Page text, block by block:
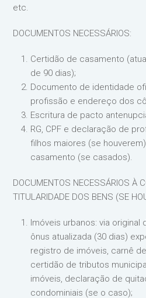
etc.
DOCUMENTOS NECESSÁRIOS:
Certidão de casamento
de 90 dias);
Documento de identidade
profissão e endereço dos
Escritura de pacto
RG, CPF e declaração de
filhos maiores (se
casamento (se casados).
DOCUMENTOS NECESSÁRIOS À
TITULARIDADE DOS BENS (SE
Imóveis urbanos: via
ônus atualizada (30 dias)
registro de imóveis, carnê
certidão de tributos
imóveis, declaração de
condominiais (se o caso);